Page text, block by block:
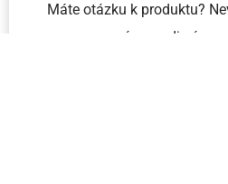
Máte otázku k produktu?
nás – radi vám